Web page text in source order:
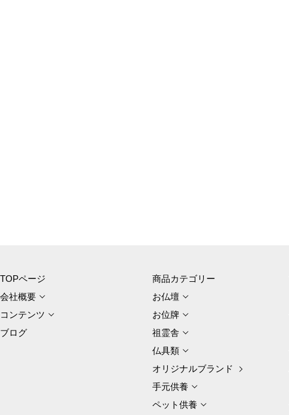
TOPページ
会社概要
コンテンツ
ブログ
商品カテゴリー
お仏壇
お位牌
祖霊舎
仏具類
オリジナルブランド
手元供養
ペット供養